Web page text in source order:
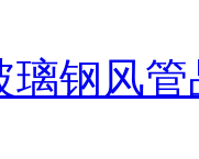
璃钢风管